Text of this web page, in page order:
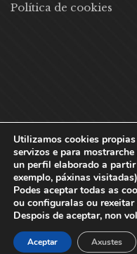
Política de cookies
Utilizamos cookies
servizos e para
un perfil elaborado a
exemplo, páxinas
Podes aceptar todas as
ou configuralas ou rexeitar
Despois de aceptar, non
Aceptar Axustes